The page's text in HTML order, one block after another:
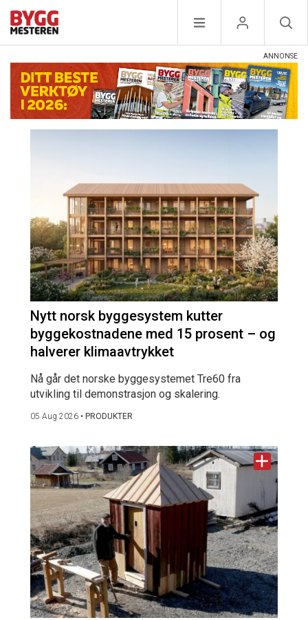
Nytt norsk byggesystem kutter
byggekostnadene med 15 prosent – og
halverer klimaavtrykket
Nå går det norske byggesystemet Tre60 fra
utvikling til demonstrasjon og skalering.
05 Aug 2026 • PRODUKTER